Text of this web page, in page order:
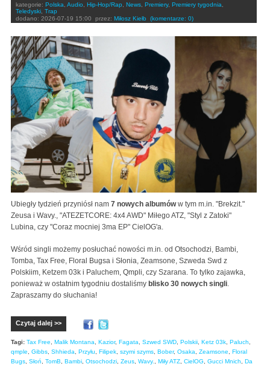
kategorie: Polska Audio Hip-Hop/Rap News Premiery, Premiery tygodnia
Teledyski Trap
dodano: 2026-07-19 15:00 przez: Miłosz Kiełb (komentarze: 0)
Ubiegły tydzień przyniósł nam 7 nowych albumóww tym m.in. "Brekzit."
Zeusa i Wavy., "ATEZETCORE: 4x4 AWD" Miłego ATZ, "Styl z Zatoki"
Lubina, czy "Coraz mocniej 3ma EP" CielOG'a.
Wśród singli możemy posłuchać nowości m.in. od Otsochodzi, Bambi,
Tomba, Tax Free, Floral Bugsa i Słonia, Zeamsone, Szweda Swd z
Polskiim, Ketzem 03k i Paluchem, Qmpli, czy Szarana. To tylko zajawka,
ponieważ w ostatnim tygodniu dostaliśmy blisko 30 nowych singli.
Zapraszamy do słuchania!
Czytaj dalej >>
Tagi: Tax Free, Malik Montana, Kazior, Fagata, Szwed SWD, Polskii, Ketz 03k, Paluch,
qmple, Gibbs, Shhieda, Przyłu, Filipek, szymi szyms, Bober, Osaka, Zeamsone, Floral
Bugs, Słoń, TomB, Bambi, Otsochodzi, Zeus, Wavy., Miły ATZ, CielOG, Gucci Mnich, Da